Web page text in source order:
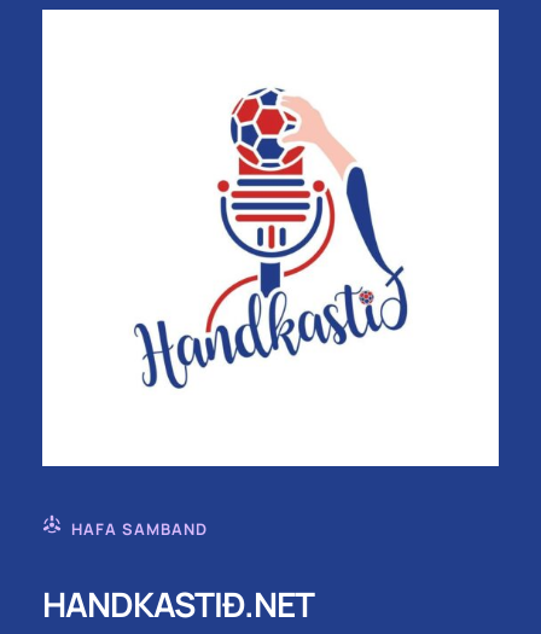
HAFA SAMBAND
HANDKASTIÐ.NET